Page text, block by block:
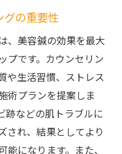
の重要性
、美容鍼の効果を最大
プです。カウンセリン
や生活習慣、ストレス
術プランを提案しま
跡などの肌トラブルに
され、結果としてより